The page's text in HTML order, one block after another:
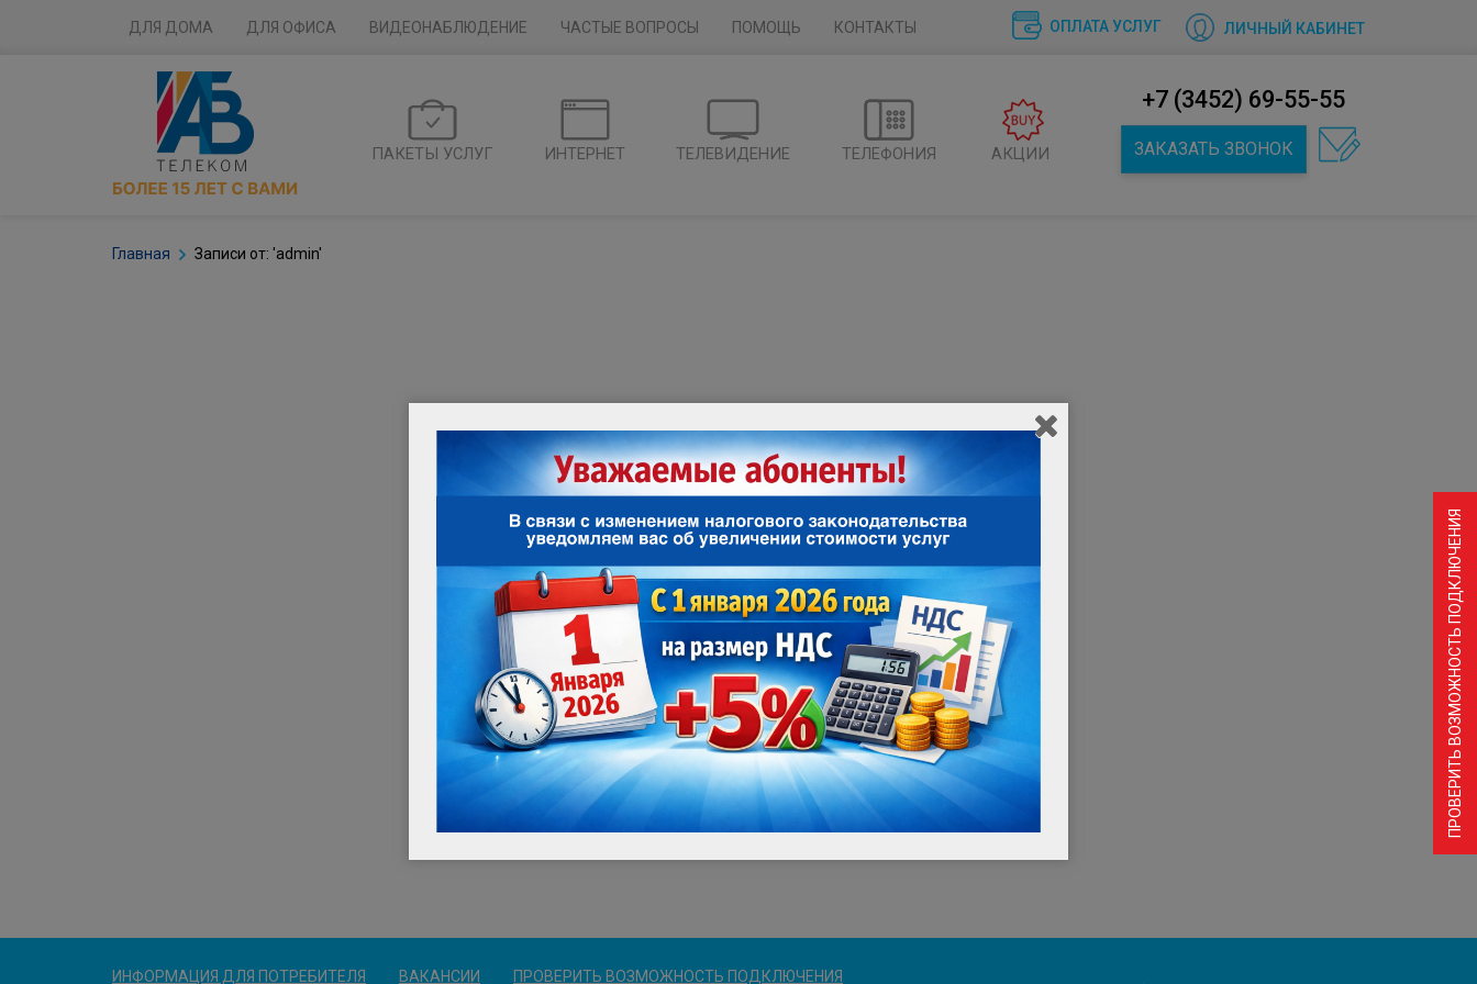
ДЛЯ ДОМА ДЛЯ ОФИСА ВИДЕОНАБЛЮДЕНИЕ ЧАСТЫЕ ВОПРОСЫ ПОМОЩЬ ОПЛАТА УСЛУГ
КОНТАКТЫ ЛИЧНЫЙ КАБИНЕТ
+7 (3452) 69-55-55
ЗАКАЗАТЬ ЗВОНОК
ПАКЕТЫ УСЛУГ ИНТЕРНЕТ ТЕЛЕВИДЕНИЕ ТЕЛЕФОНИЯ АКЦИИ
Главная Записи от: 'admin'
ПРОВЕРИТЬ ВОЗМОЖНОСТЬ ПОДКЛЮЧЕНИЯ
ИНФОРМАЦИЯ ДЛЯ ПОТРЕБИТЕЛЯ ВАКАНСИИ ПРОВЕРИТЬ ВОЗМОЖНОСТЬ ПОДКЛЮЧЕНИЯ